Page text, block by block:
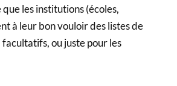
les institutions (écoles,
à leur bon vouloir des listes de
ou juste pour les